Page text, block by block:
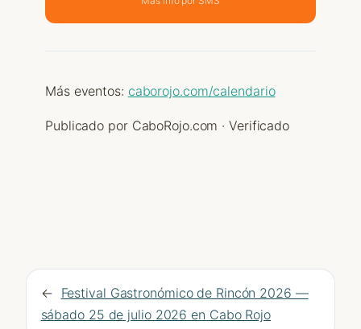
Más eventos: caborojo.com/calendario
Publicado por CaboRojo.com · Verificado
← Festival Gastronómico de Rincón 2026 —
sábado 25 de julio 2026 en Cabo Rojo